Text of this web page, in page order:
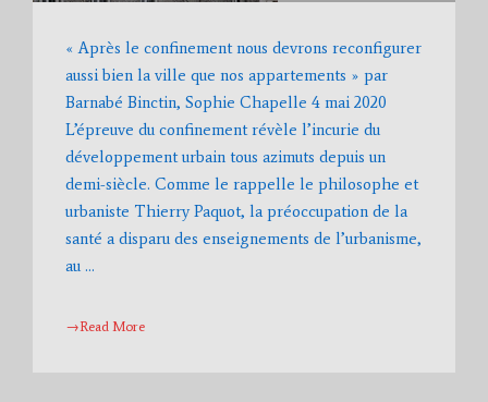
« Après le confinement nous devrons reconfigurer
aussi bien la ville que nos appartements » par
Barnabé Binctin, Sophie Chapelle 4 mai 2020
L’épreuve du confinement révèle l’incurie du
développement urbain tous azimuts depuis un
demi-siècle. Comme le rappelle le philosophe et
urbaniste Thierry Paquot, la préoccupation de la
santé a disparu des enseignements de l’urbanisme,
au …
→Read More